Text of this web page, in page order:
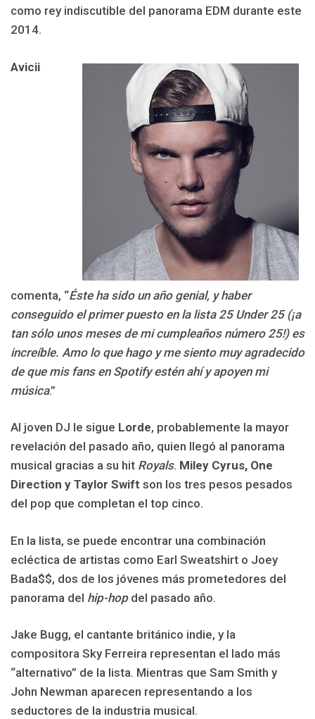
como rey indiscutible del panorama EDM durante este
2014.
Avicii
comenta, “Éste ha sido un año genial, y haber
conseguido el primer puesto en la lista 25 Under 25 (¡a
tan sólo unos meses de mi cumpleaños número 25!) es
increíble. Amo lo que hago y me siento muy agradecido
de que mis fans en Spotify estén ahí y apoyen mi
música.”
Al joven DJ le sigue Lorde, probablemente la mayor
revelación del pasado año, quien llegó al panorama
musical gracias a su hit Royals. Miley Cyrus, One
Direction y Taylor Swift son los tres pesos pesados
del pop que completan el top cinco.
En la lista, se puede encontrar una combinación
ecléctica de artistas como Earl Sweatshirt o Joey
Bada$$, dos de los jóvenes más prometedores del
panorama del hip-hopdel pasado año.
Jake Bugg, el cantante británico indie, y la
compositora Sky Ferreira representan el lado más
“alternativo” de la lista. Mientras que Sam Smith y
John Newman aparecen representando a los
seductores de la industria musical.